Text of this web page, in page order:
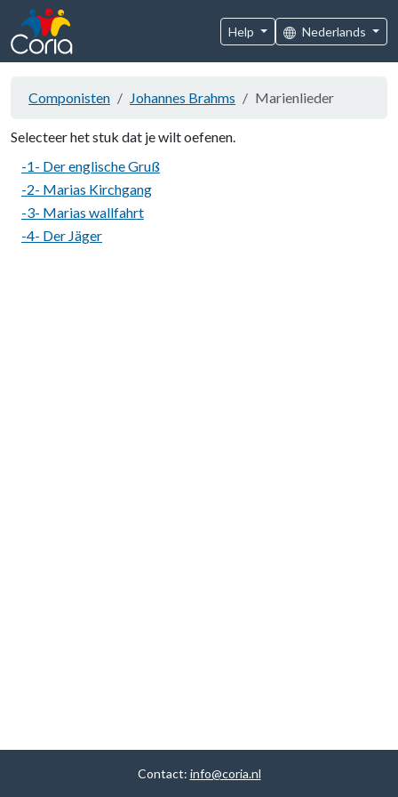
Help Nederlands
Componisten Johannes Brahms Marienlieder
Selecteer het stuk dat je wilt oefenen.
-1- Der englische Gruß
-2- Marias Kirchgang
-3- Marias wallfahrt
-4- Der Jäger
Contact: info@coria.nl